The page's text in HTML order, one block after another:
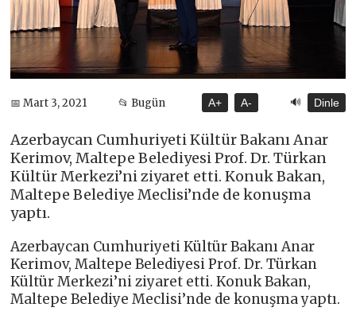
📅 Mart 3, 2021 📂 Bugün A+ A- 🔊 Dinle
Azerbaycan Cumhuriyeti Kültür Bakanı Anar
Kerimov, Maltepe Belediyesi Prof. Dr. Türkan
Kültür Merkezi’ni ziyaret etti. Konuk Bakan,
Maltepe Belediye Meclisi’nde de konuşma
yaptı.
Azerbaycan Cumhuriyeti Kültür Bakanı Anar
Kerimov, Maltepe Belediyesi Prof. Dr. Türkan
Kültür Merkezi’ni ziyaret etti. Konuk Bakan,
Maltepe Belediye Meclisi’nde de konuşma yaptı.